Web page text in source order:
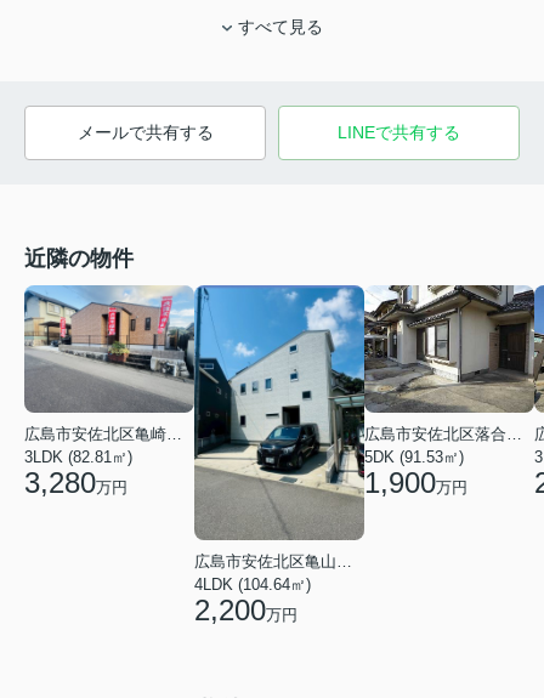
すべて見る
メールで共有する LINEで共有する
近隣の物件
広島市安佐北区亀崎１丁目
3LDK (82.81㎡)
3,280万円
広島市安佐北区亀山７丁目
4LDK (104.64㎡)
2,200万円
広島市安佐北区落合南９丁目
5DK (91.53㎡)
1,900万円